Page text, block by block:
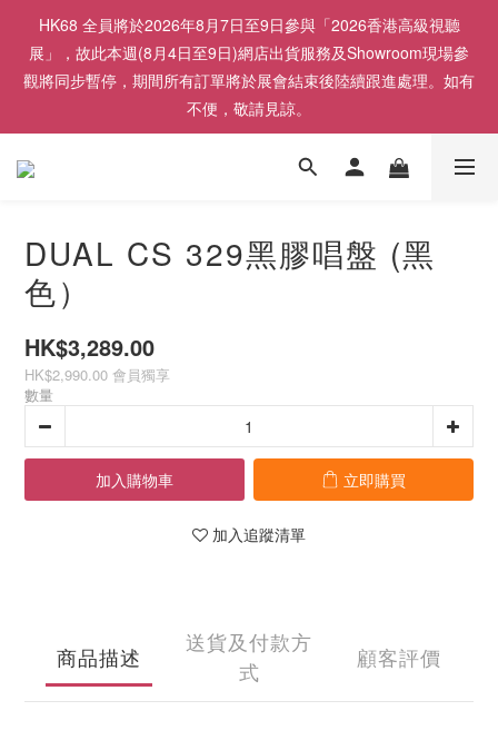
HK68 全員將於2026年8月7日至9日參與「2026香港高級視聽
展」，故此本週(8月4日至9日)網店出貨服務及Showroom現場參
觀將同步暫停，期間所有訂單將於展會結束後陸續跟進處理。如有
不便，敬請見諒。
DUAL CS 329黑膠唱盤 (黑
色）
HK$3,289.00
HK$2,990.00 會員獨享
數量
加入購物車 立即購買
加入追蹤清單
商品描述
送貨及付款方
式
顧客評價